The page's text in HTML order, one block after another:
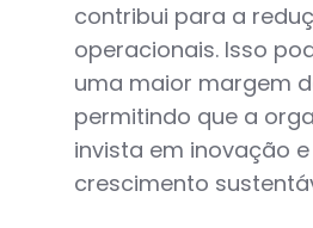
contribui para a
operacionais. Isso
uma maior margem
permitindo que a
invista em inovação
crescimento